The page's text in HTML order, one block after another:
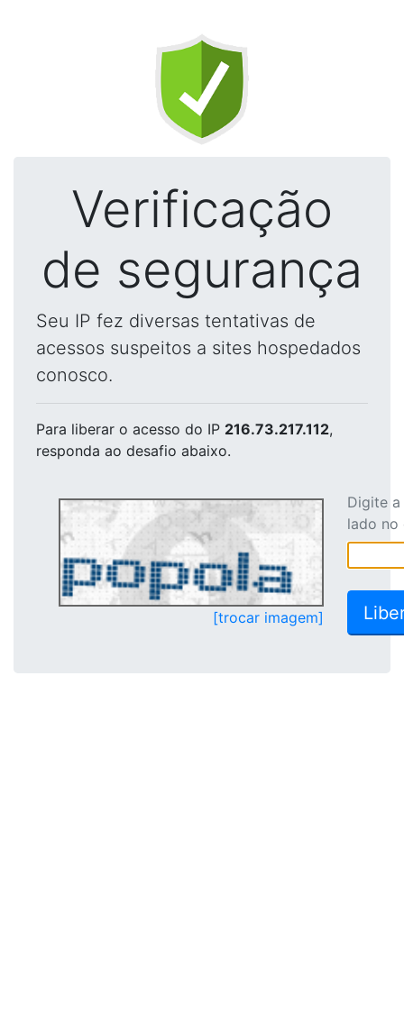
Verificação
de segurança
Seu IP fez diversas tentativas de
acessos suspeitos a sites hospedados
conosco.
Para liberar o acesso do IP 216.73.217.112,
responda ao desafio abaixo.
[trocar imagem]
Digite
lado no